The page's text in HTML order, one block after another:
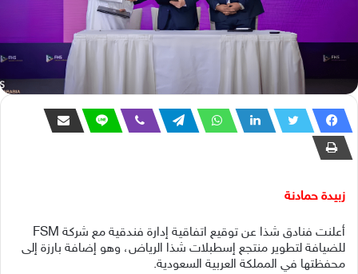
زبيدة حمادنة
أعلنت فنادق شذا عن توقيع اتفاقية إدارة فندقية مع شركة FSM
للضيافة لتطوير منتجع إسطبلات شذا الرياض، وهو إضافة بارزة إلى
محفظتها في المملكة العربية السعودية.